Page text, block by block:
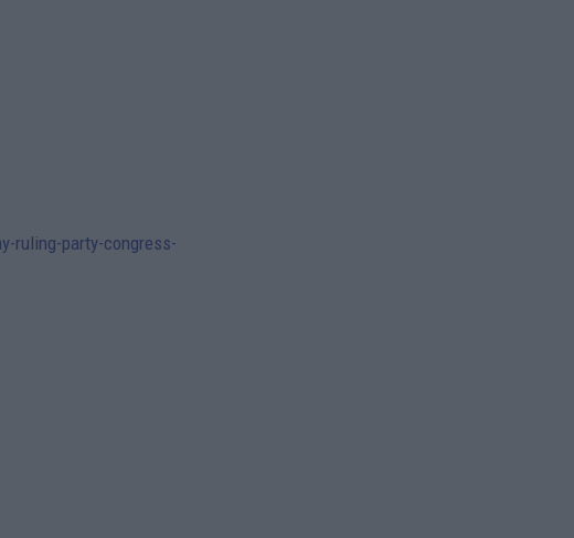
ruling-party-congress-